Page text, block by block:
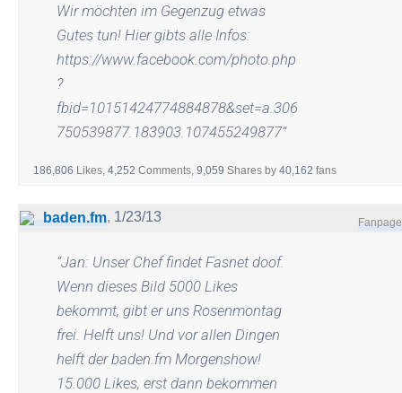
Wir möchten im Gegenzug etwas
Gutes tun! Hier gibts alle Infos:
https://www.facebook.com/photo.php
?
fbid=10151424774884878&set=a.306
750539877.183903.107455249877”
186,806 Likes,4,252 Comments,9,059 Shares by40,162 fans
baden.fm, 1/23/13
“Jan: Unser Chef findet Fasnet doof.
Wenn dieses Bild 5000 Likes
bekommt, gibt er uns Rosenmontag
frei. Helft uns! Und vor allen Dingen
helft der baden.fm Morgenshow!
15.000 Likes, erst dann bekommen